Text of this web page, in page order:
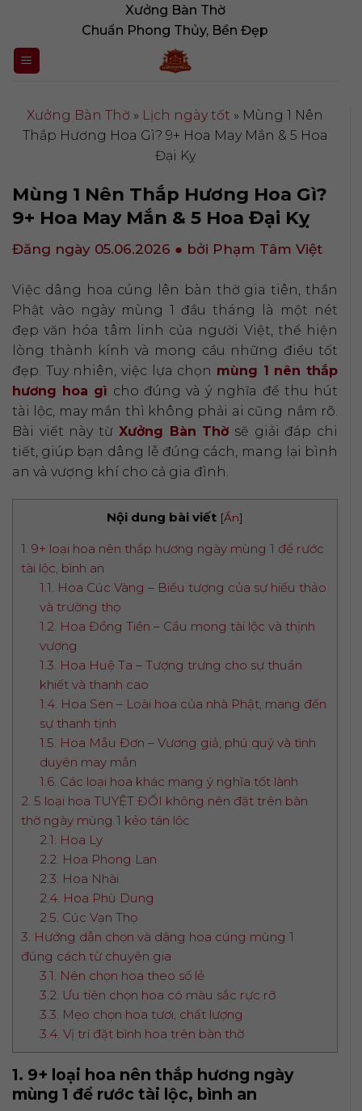
nội
dung
Xưởng Bàn Thờ
Chuẩn Phong Thủy, Bền Đẹp
Xưởng Bàn Thờ » Lịch ngày tốt » Mùng 1 Nên
Thắp Hương Hoa Gì? 9+ Hoa May Mắn & 5 Hoa
Đại Kỵ
Mùng 1 Nên Thắp Hương Hoa Gì?
9+ Hoa May Mắn & 5 Hoa Đại Kỵ
Đăng ngày 05.06.2026 ● bởi Phạm Tâm Việt
Việc dâng hoa cúng lên bàn thờ gia tiên, thần
Phật vào ngày mùng 1 đầu tháng là một nét
đẹp văn hóa tâm linh của người Việt, thể hiện
lòng thành kính và mong cầu những điều tốt
đẹp. Tuy nhiên, việc lựa chọn mùng 1 nên thắp
hương hoa gì cho đúng và ý nghĩa để thu hút
tài lộc, may mắn thì không phải ai cũng nắm rõ.
Bài viết này từ Xưởng Bàn Thờ sẽ giải đáp chi
tiết, giúp bạn dâng lễ đúng cách, mang lại bình
an và vượng khí cho cả gia đình.
Nội dung bài viết [Ẩn]
1. 9+ loại hoa nên thắp hương ngày mùng 1 để rước
tài lộc, bình an
1.1. Hoa Cúc Vàng – Biểu tượng của sự hiếu thảo
và trường thọ
1.2. Hoa Đồng Tiền – Cầu mong tài lộc và thịnh
vượng
1.3. Hoa Huệ Ta – Tượng trưng cho sự thuần
khiết và thanh cao
1.4. Hoa Sen – Loài hoa của nhà Phật, mang đến
sự thanh tịnh
1.5. Hoa Mẫu Đơn – Vương giả, phú quý và tình
duyên may mắn
1.6. Các loại hoa khác mang ý nghĩa tốt lành
2. 5 loại hoa TUYỆT ĐỐI không nên đặt trên bàn
thờ ngày mùng 1 kẻo tán lộc
2.1. Hoa Ly
2.2. Hoa Phong Lan
2.3. Hoa Nhài
2.4. Hoa Phù Dung
2.5. Cúc Vạn Thọ
3. Hướng dẫn chọn và dâng hoa cúng mùng 1
đúng cách từ chuyên gia
3.1. Nên chọn hoa theo số lẻ
3.2. Ưu tiên chọn hoa có màu sắc rực rỡ
3.3. Mẹo chọn hoa tươi, chất lượng
3.4. Vị trí đặt bình hoa trên bàn thờ
1. 9+ loại hoa nên thắp hương ngày
mùng 1 để rước tài lộc, bình an